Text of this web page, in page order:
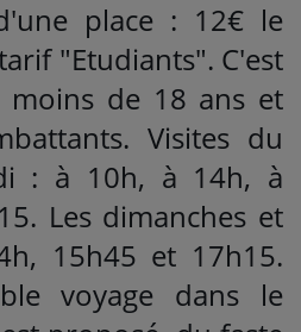
place : 12€ le
"Etudiants". C'est
de 18 ans et
Visites du
: à 10h, à 14h, à
Les dimanches et
15h45 et 17h15.
voyage dans le